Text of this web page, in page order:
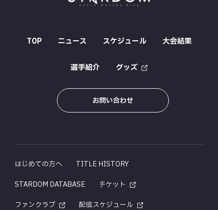
TOP ニュース スケジュール 大会結果
選手紹介 グッズ
お問い合わせ
はじめての方へ
TITLE HISTORY
STARDOM DATABASE
チケット
ファンクラブ
配信スケジュール